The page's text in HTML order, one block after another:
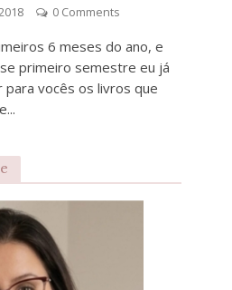
0 Comments
6 meses do ano, e
primeiro semestre eu já
para vocês os livros que